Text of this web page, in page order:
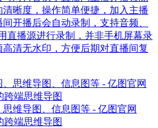
晰度，操作简单便捷，加入主播
开播后会自动录制，支持音频、
直播源进行录制，并非手机屏幕录
清无水印，方便后期对直播间复
维导图、信息图等 - 亿图官网
跨端思维导图